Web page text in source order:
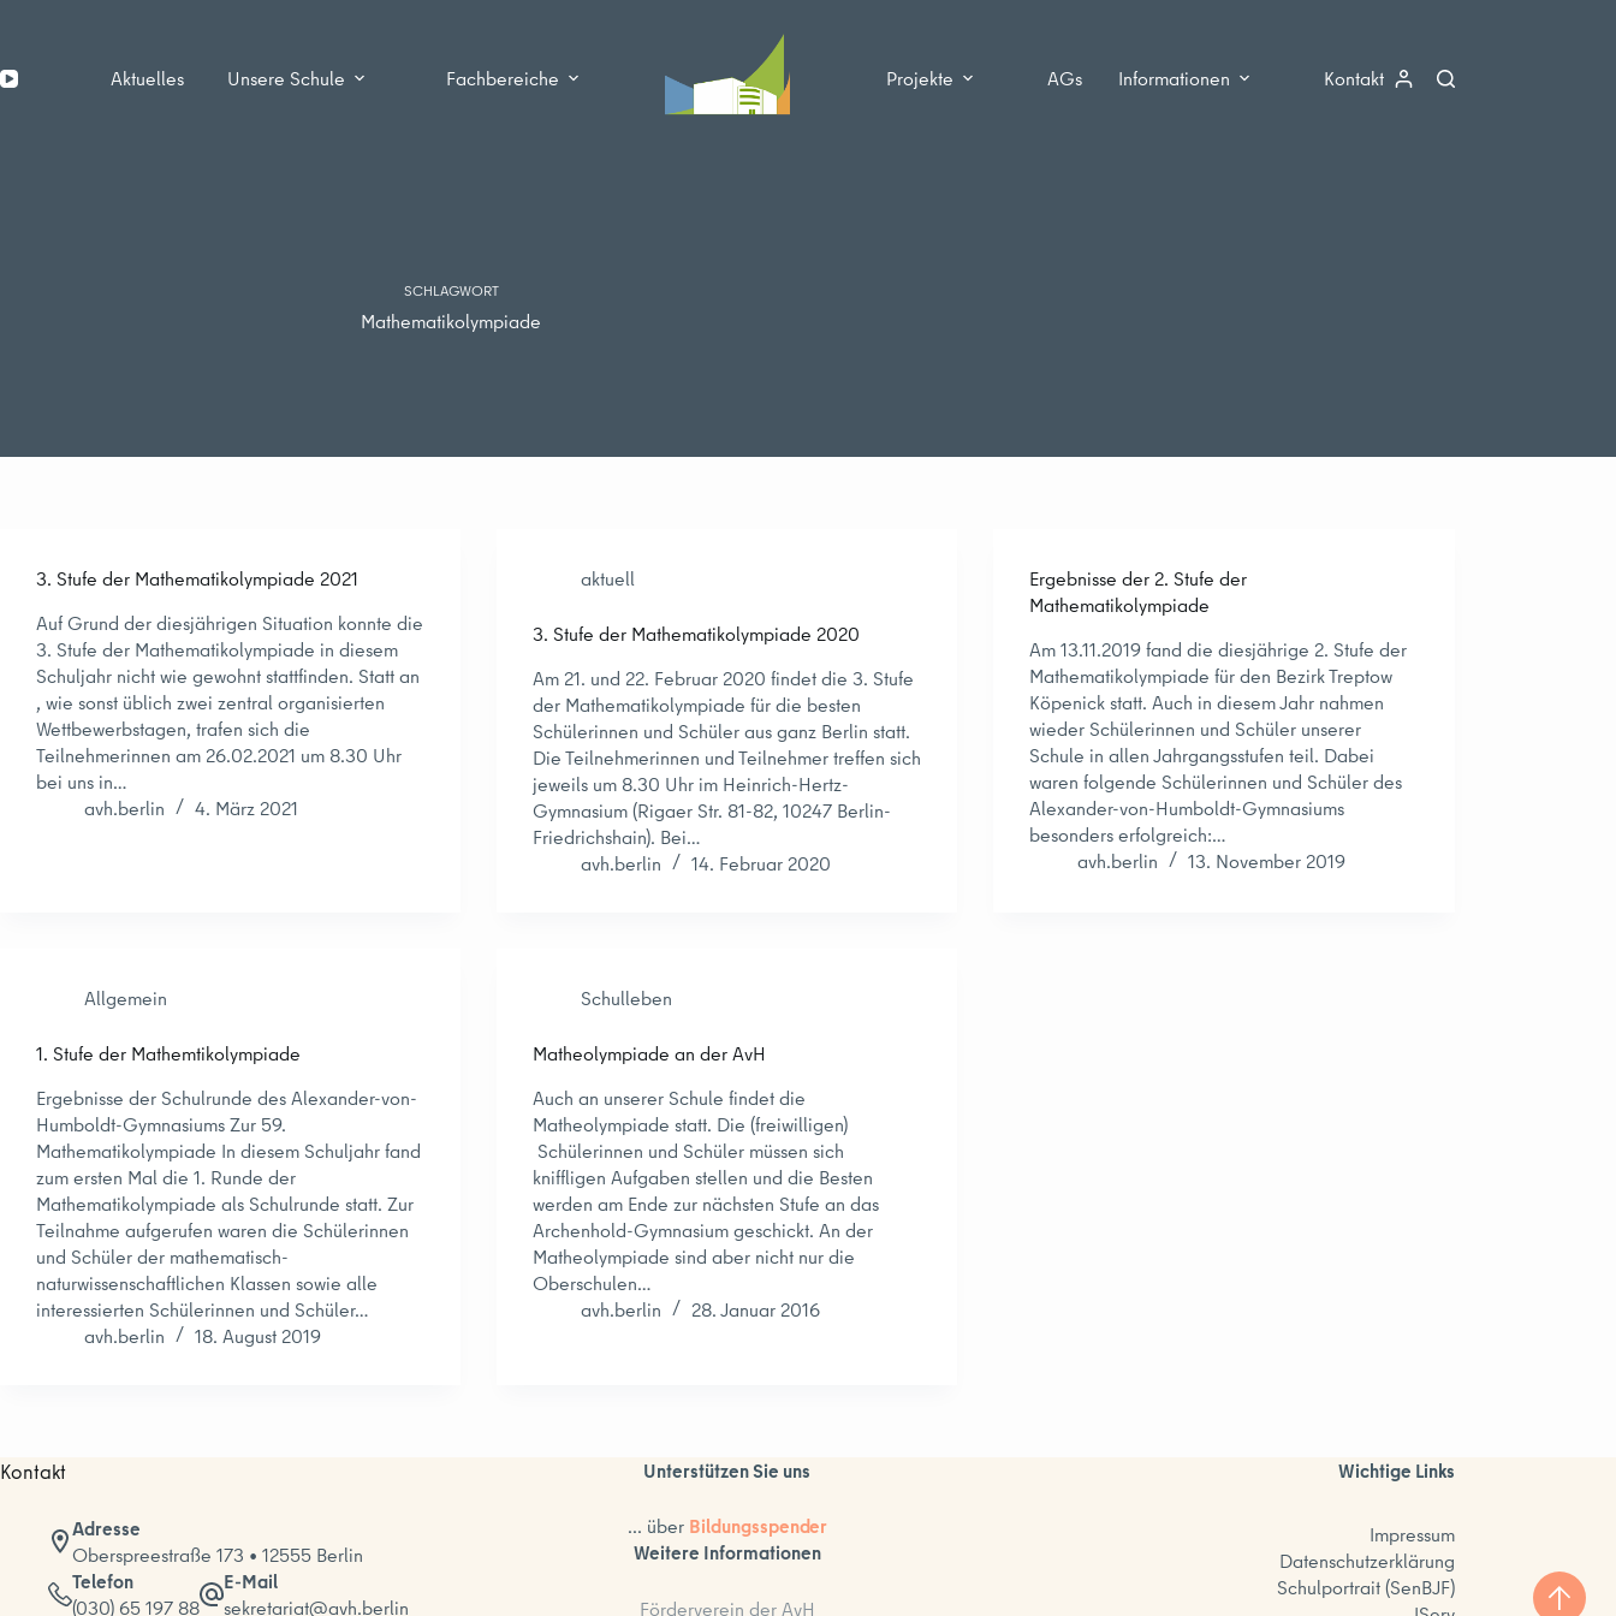
springen
Aktuelles Unsere Schule Fachbereiche Projekte AGs Informationen Kontakt
SCHLAGWORT
Mathematikolympiade
3. Stufe der Mathematikolympiade 2021
Auf Grund der diesjährigen Situation konnte die
3. Stufe der Mathematikolympiade in diesem
Schuljahr nicht wie gewohnt stattfinden. Statt an
, wie sonst üblich zwei zentral organisierten
Wettbewerbstagen, trafen sich die
Teilnehmerinnen am 26.02.2021 um 8.30 Uhr
bei uns in…
avh.berlin
4. März 2021
aktuell
3. Stufe der Mathematikolympiade 2020
Am 21. und 22. Februar 2020 findet die 3. Stufe
der Mathematikolympiade für die besten
Schülerinnen und Schüler aus ganz Berlin statt.
Die Teilnehmerinnen und Teilnehmer treffen sich
jeweils um 8.30 Uhr im Heinrich-Hertz-
Gymnasium (Rigaer Str. 81-82, 10247 Berlin-
Friedrichshain). Bei…
avh.berlin
14. Februar 2020
Ergebnisse der 2. Stufe der
Mathematikolympiade
Am 13.11.2019 fand die diesjährige 2. Stufe der
Mathematikolympiade für den Bezirk Treptow
Köpenick statt. Auch in diesem Jahr nahmen
wieder Schülerinnen und Schüler unserer
Schule in allen Jahrgangsstufen teil. Dabei
waren folgende Schülerinnen und Schüler des
Alexander-von-Humboldt-Gymnasiums
besonders erfolgreich:…
avh.berlin
13. November 2019
Allgemein
1. Stufe der Mathemtikolympiade
Ergebnisse der Schulrunde des Alexander-von-
Humboldt-Gymnasiums Zur 59.
Mathematikolympiade In diesem Schuljahr fand
zum ersten Mal die 1. Runde der
Mathematikolympiade als Schulrunde statt. Zur
Teilnahme aufgerufen waren die Schülerinnen
und Schüler der mathematisch-
naturwissenschaftlichen Klassen sowie alle
interessierten Schülerinnen und Schüler…
avh.berlin
18. August 2019
Schulleben
Matheolympiade an der AvH
Auch an unserer Schule findet die
Matheolympiade statt. Die (freiwilligen)
Schülerinnen und Schüler müssen sich
kniffligen Aufgaben stellen und die Besten
werden am Ende zur nächsten Stufe an das
Archenhold-Gymnasium geschickt. An der
Matheolympiade sind aber nicht nur die
Oberschulen…
avh.berlin
28. Januar 2016
Kontakt
Adresse
Oberspreestraße 173 • 12555 Berlin
Telefon
(030) 65 197 88
E-Mail
sekretariat@avh.berlin
Unterstützen Sie uns
... über Bildungsspender
Weitere Informationen
Förderverein der AvH
Wichtige Links
Impressum
Datenschutzerklärung
Schulportrait (SenBJF)